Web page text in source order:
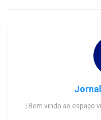
| Bem vindo ao espaço